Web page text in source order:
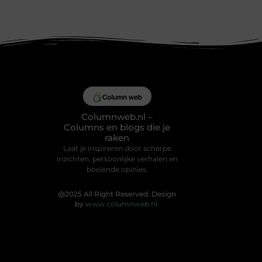
Columnweb.nl –
Columns en blogs die je
raken
Laat je inspireren door scherpe
inzichten, persoonlijke verhalen en
boeiende opinies.
@2025 All Right Reserved. Design
bywww.columnweb.nl.